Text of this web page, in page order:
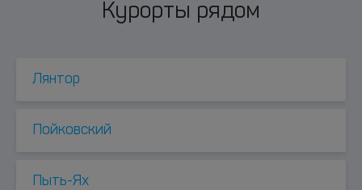
Курорты рядом
Лянтор
Пойковский
Пыть-Ях